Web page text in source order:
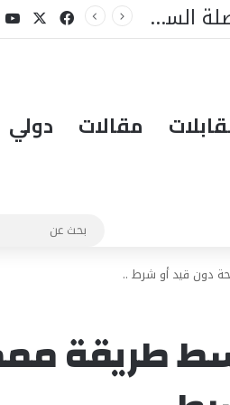
بوركينا فاسو: تراوري يجعل الثورة الشعبية التقدمية بوصلة السيادة فيسبوك
مقالات دولي
دون قيد أو شرط ..
طريقة